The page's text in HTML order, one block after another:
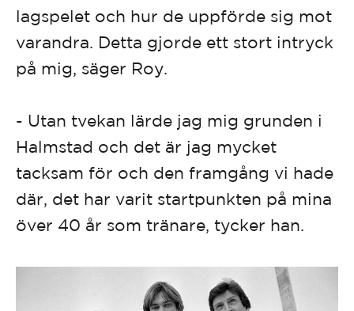
lagspelet och hur de uppförde sig mot
varandra. Detta gjorde ett stort intryck
på mig, säger Roy.
- Utan tvekan lärde jag mig grunden i
Halmstad och det är jag mycket
tacksam för och den framgång vi hade
där, det har varit startpunkten på mina
över 40 år som tränare, tycker han.